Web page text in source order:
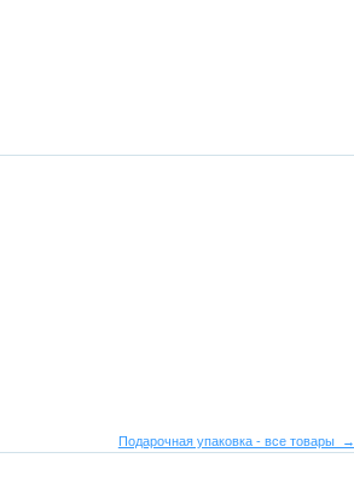
Подарочная упаковка - все товары →